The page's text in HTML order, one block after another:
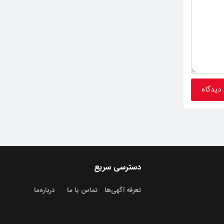
دسترسی سریع
تعرفه آگهی‌ها تماس با ما درباره‌‌ما